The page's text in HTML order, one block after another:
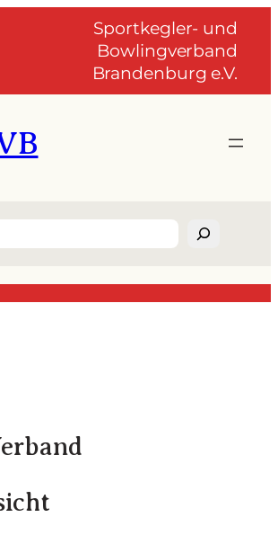
Sportkegler- und
Bowlingverband
Brandenburg e.V.